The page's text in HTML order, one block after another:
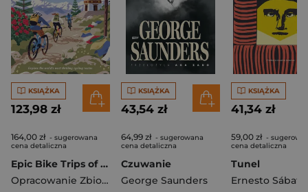
KSIĄŻKA
123,98 zł
164,00 zł - sugerowana
cena detaliczna
Epic Bike Trips of the World. Lonely Planet
Opracowanie Zbiorowe
KSIĄŻKA
43,54 zł
64,99 zł - sugerowana
cena detaliczna
Czuwanie
George Saunders
KSIĄŻKA
41,34 zł
59,00 zł -
cena detaliczna
Tunel
Ernesto Sábato